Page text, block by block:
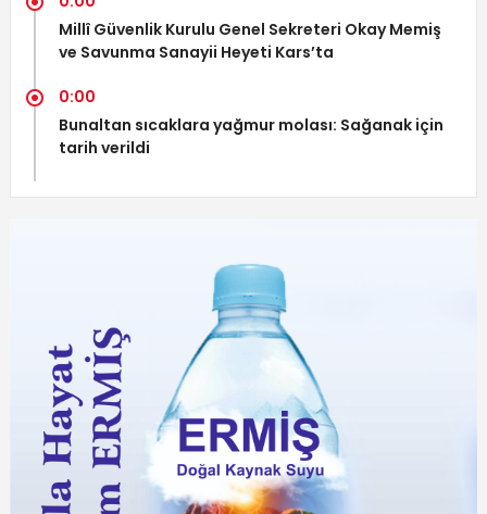
Millî Güvenlik Kurulu Genel Sekreteri Okay Memiş
ve Savunma Sanayii Heyeti Kars’ta
0:00
Bunaltan sıcaklara yağmur molası: Sağanak için
tarih verildi